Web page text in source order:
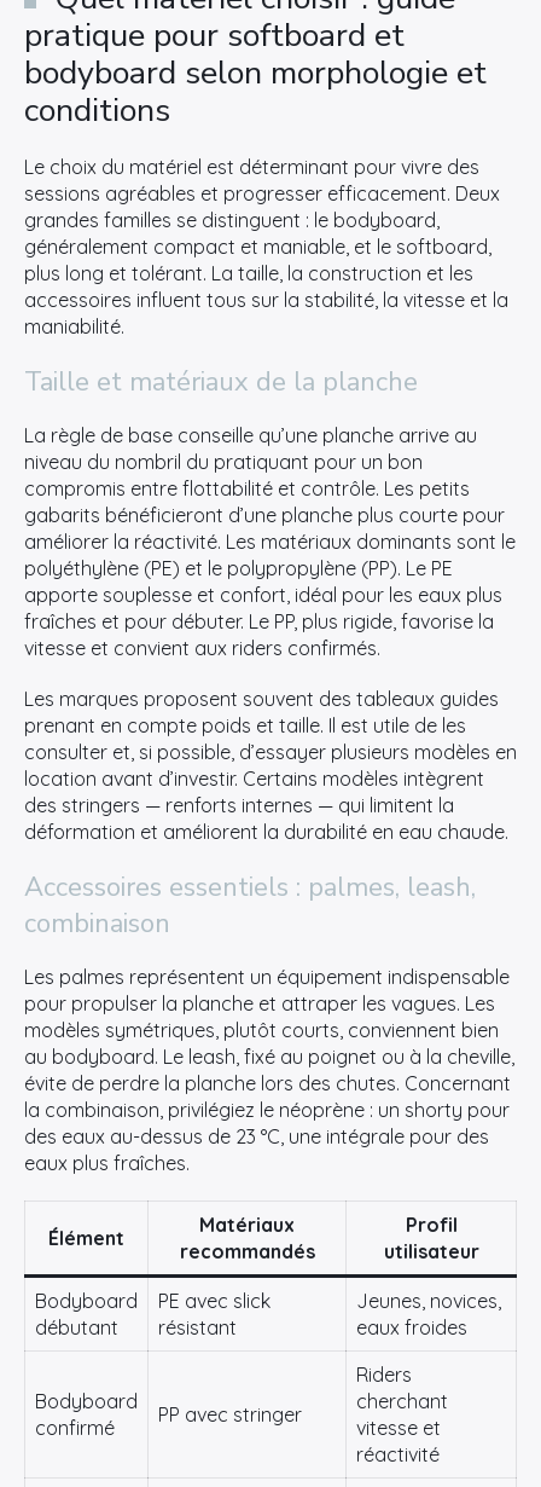
pratique pour softboard et
bodyboard selon morphologie et
conditions
Le choix du matériel est déterminant pour vivre des
sessions agréables et progresser efficacement. Deux
grandes familles se distinguent : le bodyboard,
généralement compact et maniable, et le softboard,
plus long et tolérant. La taille, la construction et les
accessoires influent tous sur la stabilité, la vitesse et la
maniabilité.
Taille et matériaux de la planche
La règle de base conseille qu’une planche arrive au
niveau du nombril du pratiquant pour un bon
compromis entre flottabilité et contrôle. Les petits
gabarits bénéficieront d’une planche plus courte pour
améliorer la réactivité. Les matériaux dominants sont le
polyéthylène (PE) et le polypropylène (PP). Le PE
apporte souplesse et confort, idéal pour les eaux plus
fraîches et pour débuter. Le PP, plus rigide, favorise la
vitesse et convient aux riders confirmés.
Les marques proposent souvent des tableaux guides
prenant en compte poids et taille. Il est utile de les
consulter et, si possible, d’essayer plusieurs modèles en
location avant d’investir. Certains modèles intègrent
des stringers — renforts internes — qui limitent la
déformation et améliorent la durabilité en eau chaude.
Accessoires essentiels : palmes, leash,
combinaison
Les palmes représentent un équipement indispensable
pour propulser la planche et attraper les vagues. Les
modèles symétriques, plutôt courts, conviennent bien
au bodyboard. Le leash, fixé au poignet ou à la cheville,
évite de perdre la planche lors des chutes. Concernant
la combinaison, privilégiez le néoprène : un shorty pour
des eaux au-dessus de 23 °C, une intégrale pour des
eaux plus fraîches.
Élément
Matériaux
recommandés
Profil
utilisateur
Bodyboard
débutant
PE avec slick
résistant
Jeunes, novices,
eaux froides
Bodyboard
confirmé
PP avec stringer
Riders
cherchant
vitesse et
réactivité